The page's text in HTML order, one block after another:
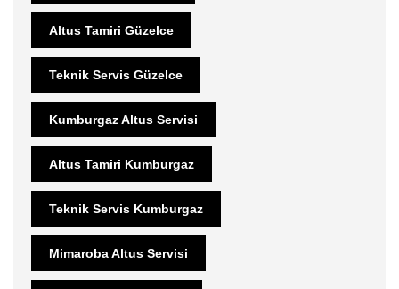
Altus Tamiri Güzelce
Teknik Servis Güzelce
Kumburgaz Altus Servisi
Altus Tamiri Kumburgaz
Teknik Servis Kumburgaz
Mimaroba Altus Servisi